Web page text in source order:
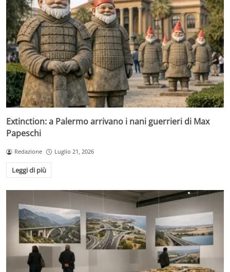
Extinction: a Palermo arrivano i nani guerrieri di Max
Papeschi
Redazione Luglio 21, 2026
Leggi di più